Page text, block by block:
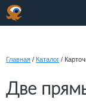
Главная / Каталог /
Две